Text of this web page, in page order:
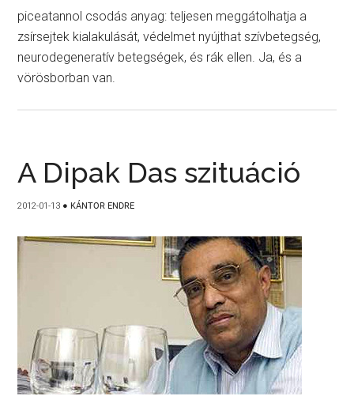
piceatannol csodás anyag: teljesen meggátolhatja a
zsírsejtek kialakulását, védelmet nyújthat szívbetegség,
neurodegeneratív betegségek, és rák ellen. Ja, és a
vörösborban van.
A Dipak Das szituáció
2012-01-13 ● KÁNTOR ENDRE